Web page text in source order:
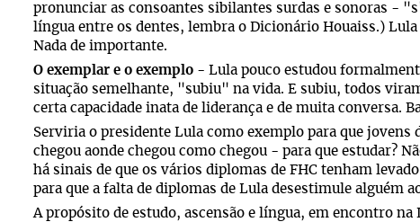
pronunciar as consoantes sibilantes surdas e sonoras -
língua entre os dentes, lembra o Dicionário Houaiss.)
Nada de importante.
O exemplar e o exemplo - Lula pouco estudou
situação semelhante, "subiu" na vida. E subiu, todos
certa capacidade inata de liderança e de muita conversa.
Serviria o presidente Lula como exemplo para que jovens
chegou aonde chegou como chegou - para que estudar?
há sinais de que os vários diplomas de FHC tenham
para que a falta de diplomas de Lula desestimule alguém
A propósito de estudo, ascensão e língua, em encontro